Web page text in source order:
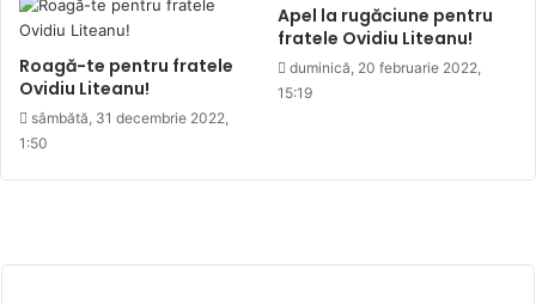
Roagă-te pentru fratele
Ovidiu Liteanu!
sâmbătă, 31 decembrie 2022,
1:50
Apel la rugăciune pentru
fratele Ovidiu Liteanu!
duminică, 20 februarie 2022,
15:19